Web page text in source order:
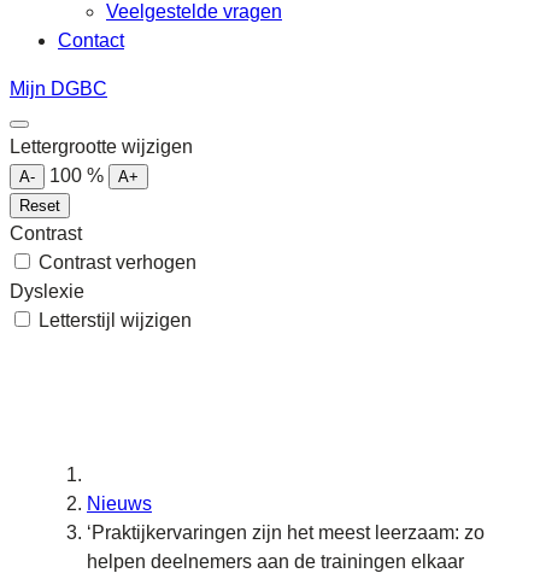
Veelgestelde vragen
Contact
Mijn DGBC
Lettergrootte wijzigen
A- 100 %
A+
Reset
Contrast
Contrast verhogen
Dyslexie
Letterstijl wijzigen
Nieuws
‘Praktijkervaringen zijn het meest leerzaam: zo
helpen deelnemers aan de trainingen elkaar